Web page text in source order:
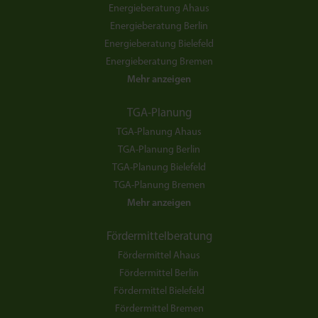
Energieberatung Ahaus
Energieberatung Berlin
Energieberatung Bielefeld
Energieberatung Bremen
Mehr anzeigen
TGA-Planung
TGA-Planung Ahaus
TGA-Planung Berlin
TGA-Planung Bielefeld
TGA-Planung Bremen
Mehr anzeigen
Fördermittelberatung
Fördermittel Ahaus
Fördermittel Berlin
Fördermittel Bielefeld
Fördermittel Bremen